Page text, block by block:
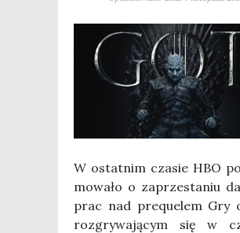
W ostat­nim cza­sie HBO
mo­wa­ło o zaprze­sta­niu
prac nad pre­qu­elem Gry
roz­gry­wa­ją­cym się w